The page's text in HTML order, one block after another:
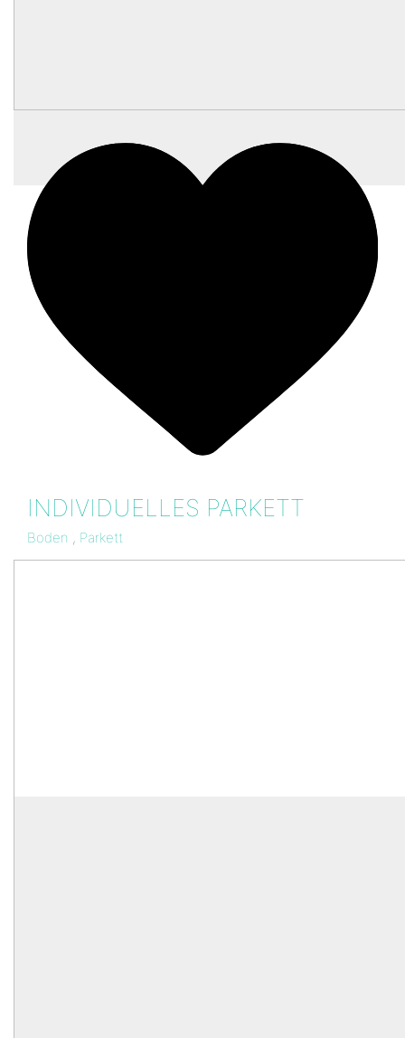
INDIVIDUELLES PARKETT
Boden , Parkett